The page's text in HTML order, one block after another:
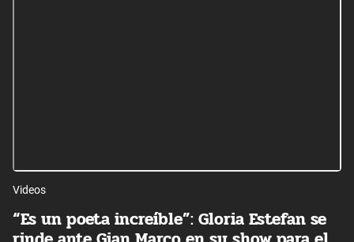
Videos
“Es un poeta increíble”: Gloria Estefan se